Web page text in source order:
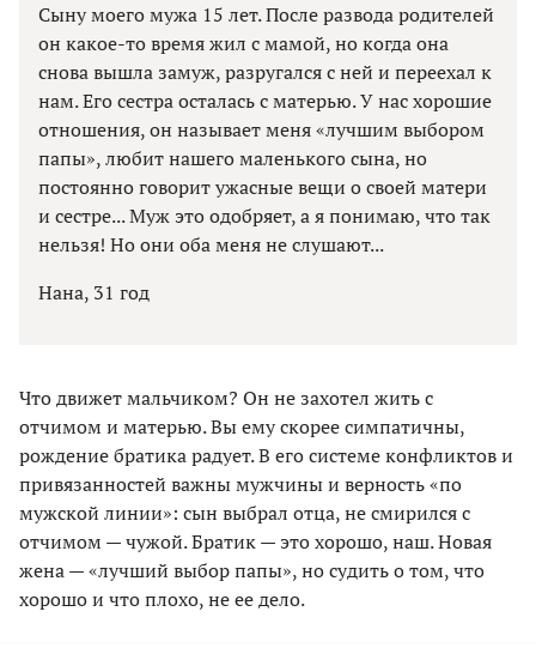
Сыну моего мужа 15 лет. После развода родителей
он какое-то время жил с мамой, но когда она
снова вышла замуж, разругался с ней и переехал к
нам. Его сестра осталась с матерью. У нас хорошие
отношения, он называет меня «лучшим выбором
папы», любит нашего маленького сына, но
постоянно говорит ужасные вещи о своей матери
и сестре... Муж это одобряет, а я понимаю, что так
нельзя! Но они оба меня не слушают...
Нана, 31 год
Что движет мальчиком? Он не захотел жить с
отчимом и матерью. Вы ему скорее симпатичны,
рождение братика радует. В его системе конфликтов и
привязанностей важны мужчины и верность «по
мужской линии»: сын выбрал отца, не смирился с
отчимом — чужой. Братик — это хорошо, наш. Новая
жена — «лучший выбор папы», но судить о том, что
хорошо и что плохо, не ее дело.